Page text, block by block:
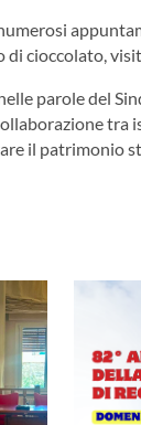
di cioccolato,
parole del
il